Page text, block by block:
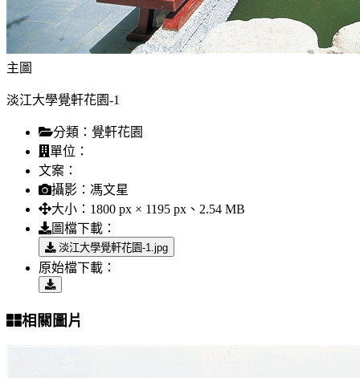
主圖
淡江大學覺軒花園-1
分類： 覺軒花園
單位：
文案：
攝影： 馮文星
大小： 1800 px × 1195 px、2.54 MB
圖檔下載：
淡江大學覺軒花園-1.jpg
原始檔下載：
相關圖片